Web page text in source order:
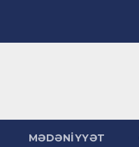
MƏDƏNİYYƏT